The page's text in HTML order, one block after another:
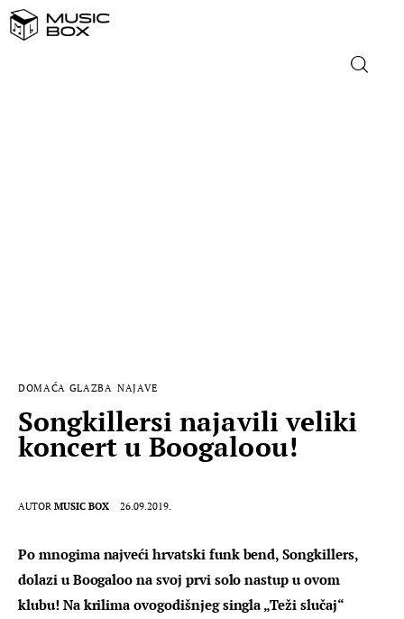
DOMAĆA GLAZBA NAJAVE
Songkillersi najavili veliki
koncert u Boogaloou!
AUTOR MUSIC BOX 26.09.2019.
Po mnogima najveći hrvatski funk bend, Songkillers,
dolazi u Boogaloo na svoj prvi solo nastup u ovom
klubu! Na krilima ovogodišnjeg singla „Teži slučaj“